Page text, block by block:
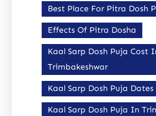
Best Place For Pitra Dosh
Effects Of Pitra Dosha
Kaal Sarp Dosh Puja Cost
Trimbakeshwar
Kaal Sarp Dosh Puja Dates
Kaal Sarp Dosh Puja In